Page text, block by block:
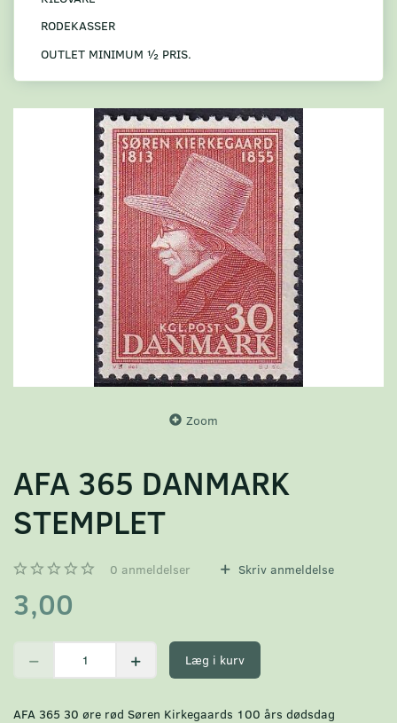
RODEKASSER
OUTLET MINIMUM ½ PRIS.
Zoom
AFA 365 DANMARK
STEMPLET
0 anmeldelser Skriv anmeldelse
3,00
Læg i kurv
AFA 365 30 øre rød Søren Kirkegaards 100 års dødsdag